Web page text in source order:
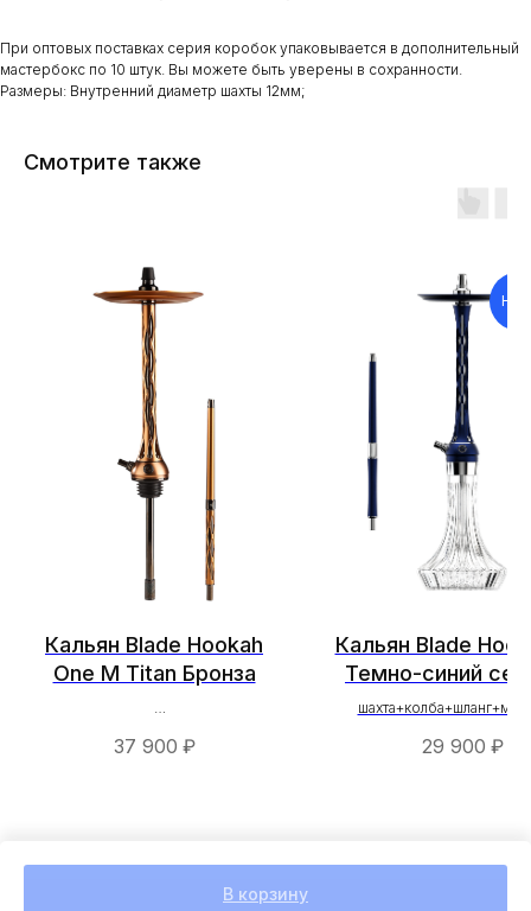
В корзину
При оптовых поставках серия коробок упаковывается в дополнительный
мастербокс по 10 штук. Вы можете быть уверены в сохранности.
Размеры: Внутренний диаметр шахты 12мм;
Смотрите также
Кальян Blade Hookah
One M Titan Бронза
37 900 ₽
Кальян Blade
Темно-синий
29 900 ₽
Made on Tilda